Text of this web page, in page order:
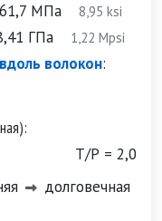
61,7 МПа 8,95 ksi
ГПа 1,22 Mpsi
волокон:
Т/Р = 2,0
долговечная